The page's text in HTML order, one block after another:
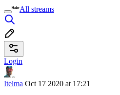
All streams
Login
Itelma Oct 17 2020 at 17:21